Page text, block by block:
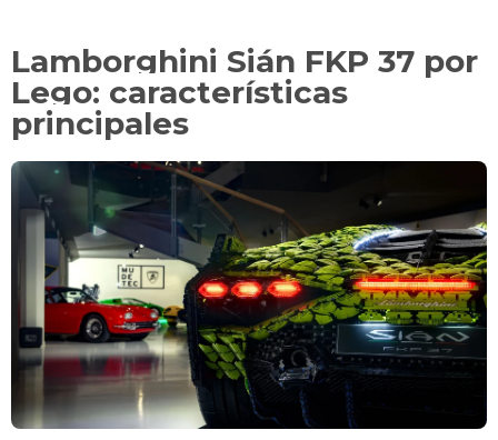
Lamborghini Sián FKP 37 por
Lego: características
principales